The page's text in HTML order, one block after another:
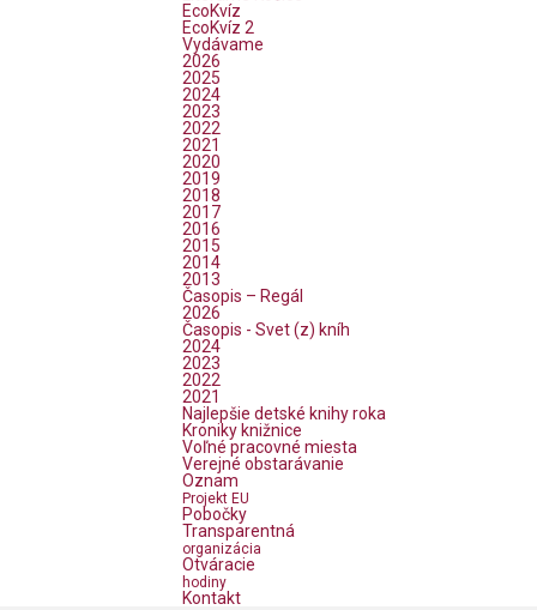
EcoKvíz
EcoKvíz 2
Vydávame
2026
2025
2024
2023
2022
2021
2020
2019
2018
2017
2016
2015
2014
2013
Časopis – Regál
2026
Časopis - Svet (z) kníh
2024
2023
2022
2021
Najlepšie detské knihy roka
Kroniky knižnice
Voľné pracovné miesta
Verejné obstarávanie
Oznam
Projekt EU
Pobočky
Transparentná
organizácia
Otváracie
hodiny
Kontakt